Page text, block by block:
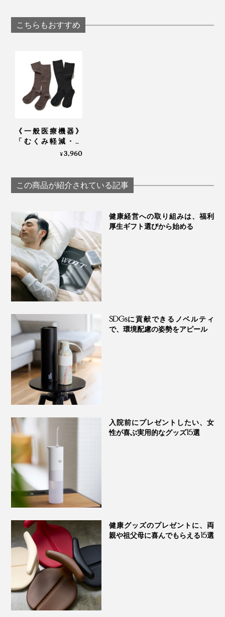
ティングパッド」｜
INKO
こちらもおすすめ
《一般医療機器》
「むくみ軽減・快
適・おしゃれ」三拍
｜MAEÉ
¥3,960
この商品が紹介されている記事
健康経営への取り組みは、福利
厚生ギフト選びから始める
SDGsに貢献できるノベルティ
で、環境配慮の姿勢をアピール
入院前にプレゼントしたい、女
性が喜ぶ実用的なグッズ15選
健康グッズのプレゼントに、両
親や祖父母に喜んでもらえる15選